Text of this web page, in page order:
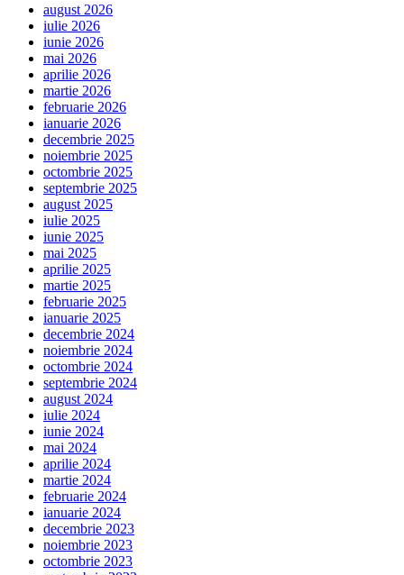
august 2026
iulie 2026
iunie 2026
mai 2026
aprilie 2026
martie 2026
februarie 2026
ianuarie 2026
decembrie 2025
noiembrie 2025
octombrie 2025
septembrie 2025
august 2025
iulie 2025
iunie 2025
mai 2025
aprilie 2025
martie 2025
februarie 2025
ianuarie 2025
decembrie 2024
noiembrie 2024
octombrie 2024
septembrie 2024
august 2024
iulie 2024
iunie 2024
mai 2024
aprilie 2024
martie 2024
februarie 2024
ianuarie 2024
decembrie 2023
noiembrie 2023
octombrie 2023